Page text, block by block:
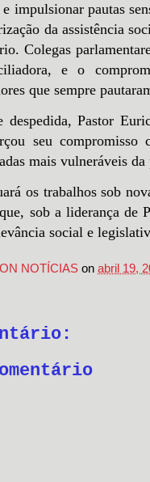
impulsionar pautas
da assistência
Colegas
e o
que sempre
despedida, Pastor
seu
mais vulneráveis da
os trabalhos sob
sob a liderança de
social e
NOTÍCIAS on abril 19,